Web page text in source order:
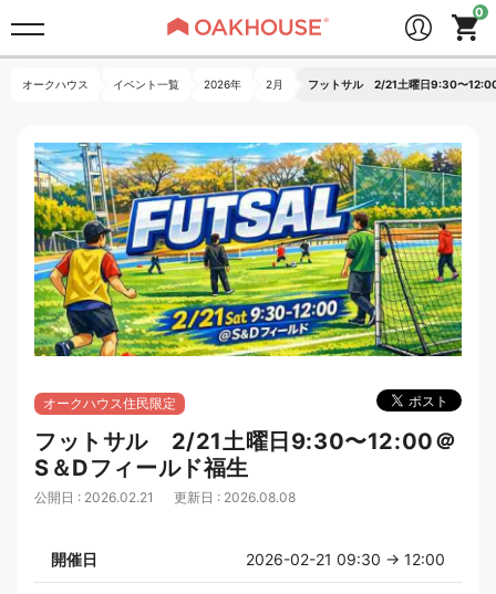
オークハウス イベント一覧 2026年 2月 フットサル 2/21土曜日9:30〜
オークハウス住民限定
フットサル 2/21土曜日9:30〜12:00＠
S＆Dフィールド福生
公開日 : 2026.02.21 更新日 : 2026.08.08
開催日 2026-02-21 09:30 → 12:00